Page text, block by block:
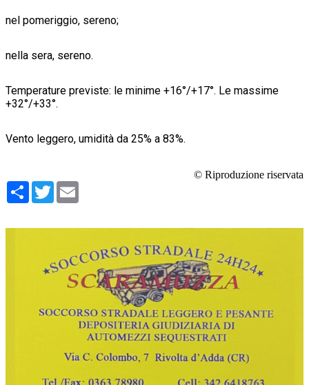
nel pomeriggio, sereno;
nella sera, sereno.
Temperature previste: le minime +16°/+17°. Le massime
+32°/+33°.
Vento leggero, umidità da 25% a 83%.
© Riproduzione riservata
Condividi
Twitter